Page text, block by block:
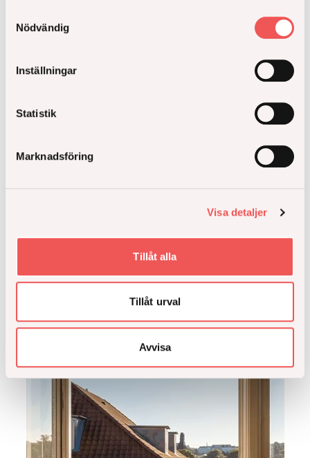
Nödvändig
Inställningar
Statistik
Marknadsföring
Visa detaljer
Tillåt alla
Tillåt urval
Avvisa
Mer inspiration